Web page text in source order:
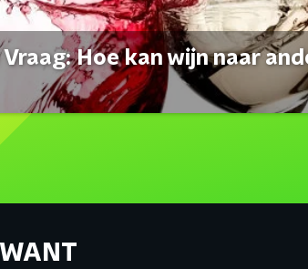
Vraag: Hoe kan wijn naar